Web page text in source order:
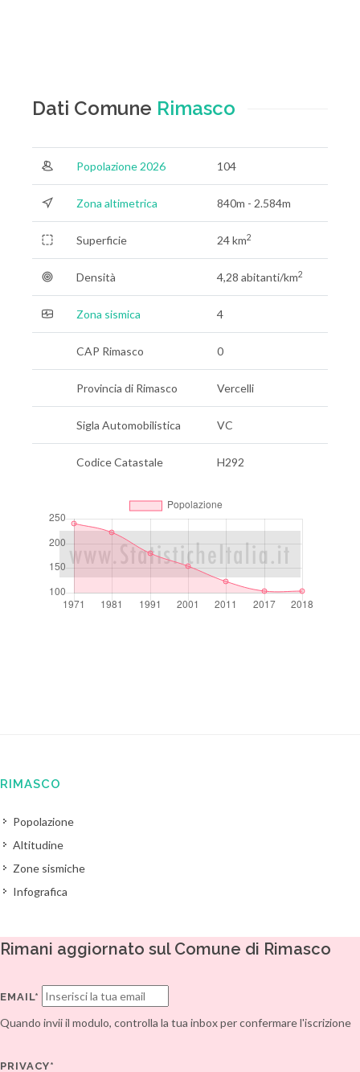
Dati Comune Rimasco
Popolazione 2026 104
Zona altimetrica 840m - 2.584m
Superficie 24 km2
Densità 4,28 abitanti/km2
Zona sismica 4
CAP Rimasco 0
Provincia di Rimasco Vercelli
Sigla Automobilistica VC
Codice Catastale H292
RIMASCO
Popolazione
Altitudine
Zone sismiche
Infografica
Rimani aggiornato sul Comune di Rimasco
EMAIL*
Quando invii il modulo, controlla la tua inbox per confermare l'iscrizione
PRIVACY*